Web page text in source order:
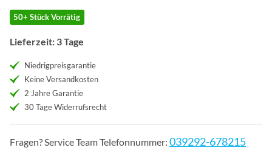
50+ Stück Vorrätig
Lieferzeit: 3 Tage
Niedrigpreisgarantie
Keine Versandkosten
2 Jahre Garantie
30 Tage Widerrufsrecht
Fragen? Service Team Telefonnummer: 039292-678215